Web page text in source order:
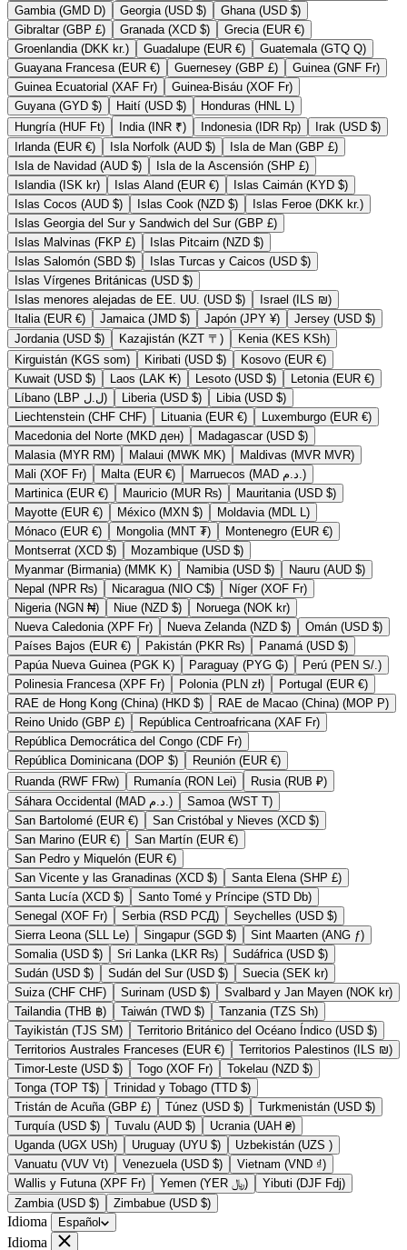
Gambia (GMD D)
Georgia (USD $)
Ghana (USD $)
Gibraltar (GBP £)
Granada (XCD $)
Grecia (EUR €)
Groenlandia (DKK kr.)
Guadalupe (EUR €)
Guatemala (GTQ Q)
Guayana Francesa (EUR €)
Guernesey (GBP £)
Guinea (GNF Fr)
Guinea Ecuatorial (XAF Fr)
Guinea-Bisáu (XOF Fr)
Guyana (GYD $)
Haití (USD $)
Honduras (HNL L)
Hungría (HUF Ft)
India (INR ₹) Indonesia (IDR Rp)
Irak (USD $)
Irlanda (EUR €)
Isla Norfolk (AUD $)
Isla de Man (GBP £)
Isla de Navidad (AUD $)
Isla de la Ascensión (SHP £)
Islandia (ISK kr)
Islas Aland (EUR €)
Islas Caimán (KYD $)
Islas Cocos (AUD $)
Islas Cook (NZD $)
Islas Feroe (DKK kr.)
Islas Georgia del Sur y Sandwich del Sur (GBP £)
Islas Malvinas (FKP £)
Islas Pitcairn (NZD $)
Islas Salomón (SBD $)
Islas Turcas y Caicos (USD $)
Islas Vírgenes Británicas (USD $)
Islas menores alejadas de EE. UU. (USD $)
Israel (ILS ₪)
Italia (EUR €)
Jamaica (JMD $) Japón (JPY ¥)
Jersey (USD $)
Jordania (USD $)
Kazajistán (KZT 〒)
Kenia (KES KSh)
Kirguistán (KGS som)
Kiribati (USD $)
Kosovo (EUR €)
Kuwait (USD $)
Laos (LAK ₭) Lesoto (USD $)
Letonia (EUR €)
Líbano (LBP ل.ل)
Liberia (USD $)
Libia (USD $)
Liechtenstein (CHF CHF)
Lituania (EUR €)
Luxemburgo (EUR €)
Macedonia del Norte (MKD ден)
Madagascar (USD $)
Malasia (MYR RM)
Malaui (MWK MK)
Maldivas (MVR MVR)
Mali (XOF Fr)
Malta (EUR €)
Marruecos (MAD د.م.)
Martinica (EUR €)
Mauricio (MUR ₨)
Mauritania (USD $)
Mayotte (EUR €)
México (MXN $)
Moldavia (MDL L)
Mónaco (EUR €)
Mongolia (MNT ₮)
Montenegro (EUR €)
Montserrat (XCD $)
Mozambique (USD $)
Myanmar (Birmania) (MMK K)
Namibia (USD $)
Nauru (AUD $)
Nepal (NPR ₨)
Nicaragua (NIO C$)
Níger (XOF Fr)
Nigeria (NGN ₦)
Niue (NZD $)
Noruega (NOK kr)
Nueva Caledonia (XPF Fr)
Nueva Zelanda (NZD $)
Omán (USD $)
Países Bajos (EUR €)
Pakistán (PKR ₨)
Panamá (USD $)
Papúa Nueva Guinea (PGK K)
Paraguay (PYG ₲)
Perú (PEN S/.)
Polinesia Francesa (XPF Fr)
Polonia (PLN zł)
Portugal (EUR €)
RAE de Hong Kong (China) (HKD $)
RAE de Macao (China) (MOP P)
Reino Unido (GBP £)
República Centroafricana (XAF Fr)
República Democrática del Congo (CDF Fr)
República Dominicana (DOP $)
Reunión (EUR €)
Ruanda (RWF FRw)
Rumanía (RON Lei)
Rusia (RUB ₽)
Sáhara Occidental (MAD د.م.)
Samoa (WST T)
San Bartolomé (EUR €)
San Cristóbal y Nieves (XCD $)
San Marino (EUR €)
San Martín (EUR €)
San Pedro y Miquelón (EUR €)
San Vicente y las Granadinas (XCD $)
Santa Elena (SHP £)
Santa Lucía (XCD $)
Santo Tomé y Príncipe (STD Db)
Senegal (XOF Fr)
Serbia (RSD РСД)
Seychelles (USD $)
Sierra Leona (SLL Le)
Singapur (SGD $)
Sint Maarten (ANG ƒ)
Somalia (USD $)
Sri Lanka (LKR ₨)
Sudáfrica (USD $)
Sudán (USD $)
Sudán del Sur (USD $)
Suecia (SEK kr)
Suiza (CHF CHF)
Surinam (USD $)
Svalbard y Jan Mayen (NOK kr)
Tailandia (THB ฿)
Taiwán (TWD $)
Tanzania (TZS Sh)
Tayikistán (TJS ЅМ)
Territorio Británico del Océano Índico (USD $)
Territorios Australes Franceses (EUR €)
Territorios Palestinos (ILS ₪)
Timor-Leste (USD $)
Togo (XOF Fr)
Tokelau (NZD $)
Tonga (TOP T$)
Trinidad y Tobago (TTD $)
Tristán de Acuña (GBP £)
Túnez (USD $)
Turkmenistán (USD $)
Turquía (USD $)
Tuvalu (AUD $)
Ucrania (UAH ₴)
Uganda (UGX USh)
Uruguay (UYU $)
Uzbekistán (UZS )
Vanuatu (VUV Vt)
Venezuela (USD $)
Vietnam (VND ₫)
Wallis y Futuna (XPF Fr)
Yemen (YER ﷼)
Yibuti (DJF Fdj)
Zambia (USD $)
Zimbabue (USD $)
Idioma Español
Idioma